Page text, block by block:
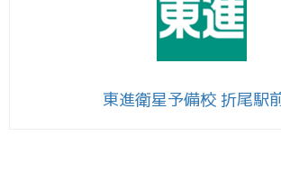
東進衛星予備校 折尾駅